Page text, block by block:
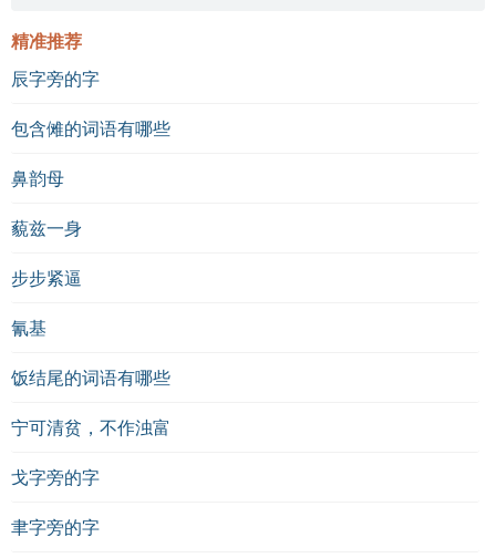
精准推荐
辰字旁的字
包含傩的词语有哪些
鼻韵母
藐兹一身
步步紧逼
氰基
饭结尾的词语有哪些
宁可清贫，不作浊富
戈字旁的字
聿字旁的字